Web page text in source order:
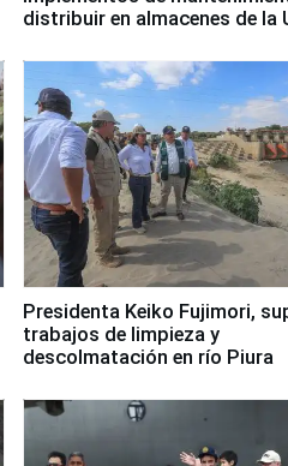
distribuir en almacenes de la
Presidenta Keiko Fujimori,
trabajos de limpieza y
descolmatación en río Piura